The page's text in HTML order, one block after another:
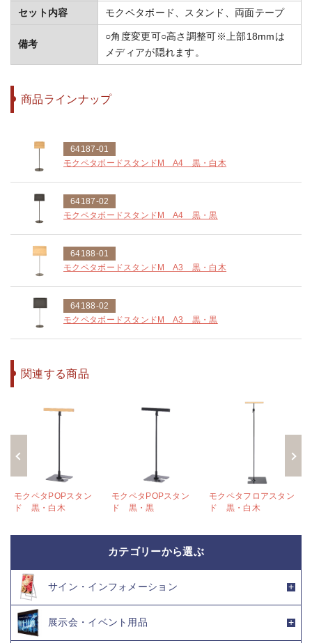
セット内容 モクペタボード、スタンド、両面テープ
備考
○角度変更可○高さ調整可※上部18mmは
メディアが隠れます。
商品ラインナップ
64187-01
モクペタボードスタンドM A4 黒・白木
64187-02
モクペタボードスタンドM A4 黒・黒
64188-01
モクペタボードスタンドM A3 黒・白木
64188-02
モクペタボードスタンドM A3 黒・黒
関連する商品
モクペタPOPスタン
ド 黒・白木
モクペタPOPスタン
ド 黒・黒
モクペタフロアスタン
ド 黒・白木
カテゴリーから選ぶ
サイン・インフォメーション
展示会・イベント用品